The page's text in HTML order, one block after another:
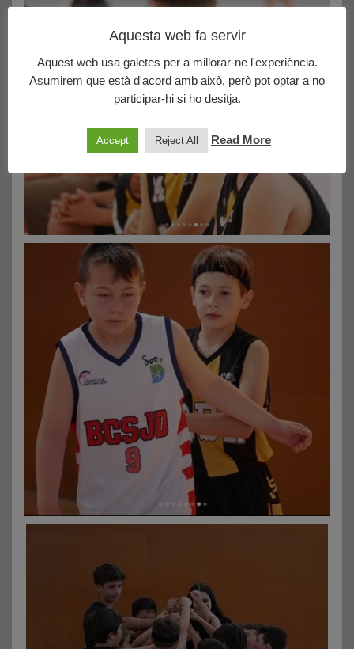
Aquesta web fa servir
Aquest web usa galetes per a millorar-ne l'experiència.
Asumirem que està d'acord amb això, però pot optar a no
participar-hi si ho desitja.
Accept Reject All Read More